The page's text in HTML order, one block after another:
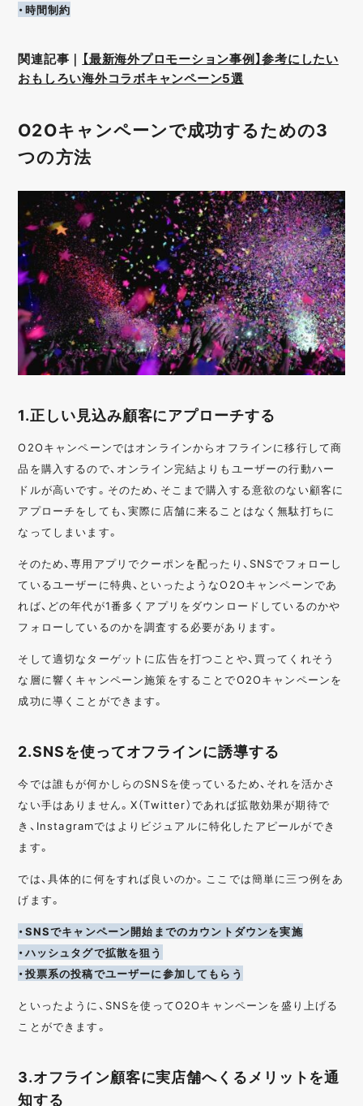
・時間制約
関連記事｜ 【最新海外プロモーション事例】参考にしたい
おもしろい海外コラボキャンペーン5選
O2Oキャンペーンで成功するための3
つの方法
1.正しい見込み顧客にアプローチする
O2Oキャンペーンではオンラインからオフラインに移行して商
品を購入するので、オンライン完結よりもユーザーの行動ハー
ドルが高いです。そのため、そこまで購入する意欲のない顧客に
アプローチをしても、実際に店舗に来ることはなく無駄打ちに
なってしまいます。
そのため、専用アプリでクーポンを配ったり、SNSでフォローし
ているユーザーに特典、といったようなO2Oキャンペーンであ
れば、どの年代が1番多くアプリをダウンロードしているのかや
フォローしているのかを調査する必要があります。
そして適切なターゲットに広告を打つことや、買ってくれそう
な層に響くキャンペーン施策をすることでO2Oキャンペーンを
成功に導くことができます。
2.SNSを使ってオフラインに誘導する
今では誰もが何かしらのSNSを使っているため、それを活かさ
ない手はありません。X（Twitter）であれば拡散効果が期待で
き、Instagramではよりビジュアルに特化したアピールができ
ます。
では、具体的に何をすれば良いのか。ここでは簡単に三つ例をあ
げます。
・SNSでキャンペーン開始までのカウントダウンを実施
・ハッシュタグで拡散を狙う
・投票系の投稿でユーザーに参加してもらう
といったように、SNSを使ってO2Oキャンペーンを盛り上げる
ことができます。
3.オフライン顧客に実店舗へくるメリットを通
知する